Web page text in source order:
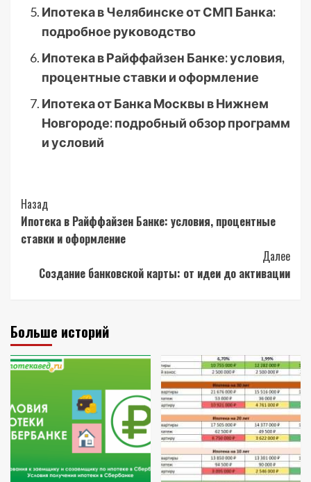
Ипотека в Челябинске от СМП Банка:
подробное руководство
Ипотека в Райффайзен Банке: условия,
процентные ставки и оформление
Ипотека от Банка Москвы в Нижнем
Новгороде: подробный обзор программ
и условий
Post
Navigation
Назад
Ипотека в Райффайзен Банке: условия, процентные
ставки и оформление
Далее
Создание банковской карты: от идеи до активации
Больше историй